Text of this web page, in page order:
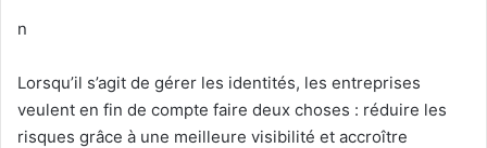
n
Lorsqu’il s’agit de gérer les identités, les entreprises
veulent en fin de compte faire deux choses : réduire les
risques grâce à une meilleure visibilité et accroître